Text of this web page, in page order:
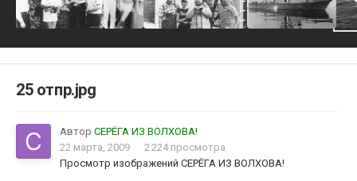
25 отпр.jpg
Автор СЕРЁГА ИЗ ВОЛХОВА!
22 марта, 2009
2 224 просмотра
Просмотр изображений СЕРЁГА ИЗ ВОЛХОВА!